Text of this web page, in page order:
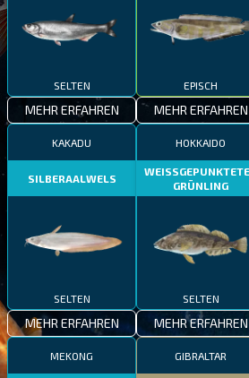
SELTEN
MEHR ERFAHREN
EPISCH
MEHR ERFAHREN
KAKADU
SILBERAALWELS
SELTEN
MEHR ERFAHREN
HOKKAIDO
GRÜNLING
SELTEN
MEHR ERFAHREN
MEKONG GIBRALTAR